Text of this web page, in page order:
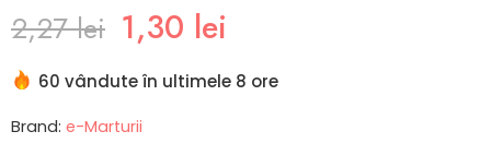
2,27lei 1,30 lei
60 vândute în ultimele 8 ore
Brand: e-Marturii